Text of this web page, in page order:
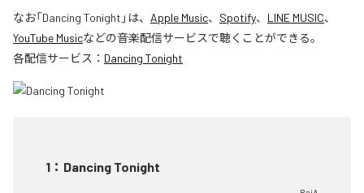
なお「Dancing Tonight 」は、 Apple Music、 Spotify、 LINE MUSIC、
YouTube Musicなどの音楽配信サービスで聴くことができる。
各配信サービス： Dancing Tonight
1 ： Dancing Tonight